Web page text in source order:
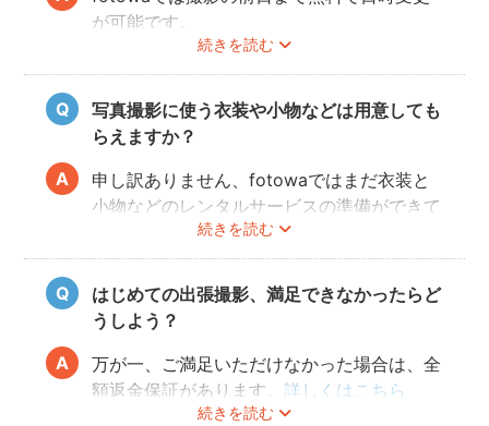
続きを読む
が可能です。
ご予約の変更方法はこちら
い。
フォトグラファーの都合により、ご希望の変
更日に対応できないこともありますので、あ
らかじめ開花予想を確認しながら撮影日を決
めることをオススメいたします。
写真撮影に使う衣装や小物などは用意しても
らえますか？
続きを読む
申し訳ありません、fotowaではまだ衣装と
小物などのレンタルサービスの準備ができて
おりませんので、お客様ご自身にご用意をお
願いしております。
はじめての出張撮影、満足できなかったらど
うしよう？
続きを読む
万が一、ご満足いただけなかった場合は、全
額返金保証があります。詳しくはこちら